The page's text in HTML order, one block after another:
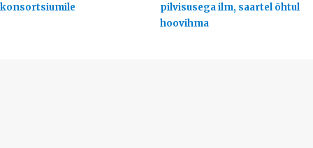
konsortsiumile
pilvisusega ilm, saartel õhtul
hoovihma